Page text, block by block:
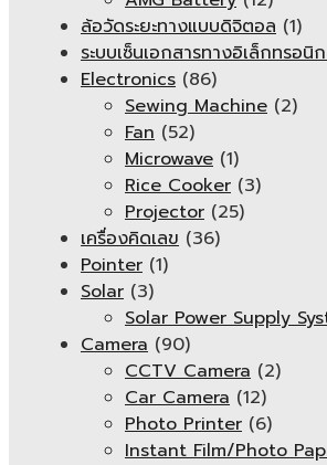
ล้อวัดระยะทางแบบดิจิตอล (1)
ระบบเซ็นเอกสารทางอิเล็กทรอนิ
Electronics (86)
Sewing Machine (2)
Fan (52)
Microwave (1)
Rice Cooker (3)
Projector (25)
เครื่องคิดเลข (36)
Pointer (1)
Solar (3)
Solar Power Supply
Camera (90)
CCTV Camera (2)
Car Camera (12)
Photo Printer (6)
Instant Film/Photo